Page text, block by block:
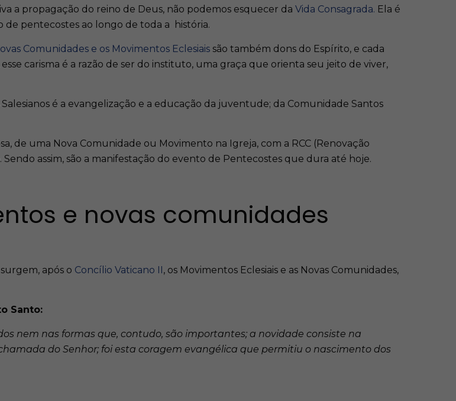
a propagação do reino de Deus, não podemos esquecer da Vida Consagrada. Ela é
de pentecostes ao longo de toda a história.
Comunidades e os Movimentos Eclesiais são também dons do Espírito, e cada
carisma é a razão de ser do instituto, uma graça que orienta seu jeito de viver,
é a evangelização e a educação da juventude; da Comunidade Santos
de uma Nova Comunidade ou Movimento na Igreja, com a RCC (Renovação
assim, são a manifestação do evento de Pentecostes que dura até hoje.
e novas comunidades
após o Concílio Vaticano II, os Movimentos Eclesiais e as Novas Comunidades,
Santo:
nem nas formas que, contudo, são importantes; a novidade consiste na
do Senhor; foi esta coragem evangélica que permitiu o nascimento dos